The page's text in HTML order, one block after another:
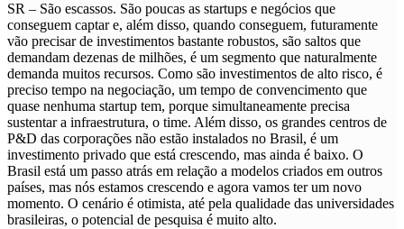
SR – São escassos. São poucas as startups e negócios que
conseguem captar e, além disso, quando conseguem, futuramente
vão precisar de investimentos bastante robustos, são saltos que
demandam dezenas de milhões, é um segmento que naturalmente
demanda muitos recursos. Como são investimentos de alto risco, é
preciso tempo na negociação, um tempo de convencimento que
quase nenhuma startup tem, porque simultaneamente precisa
sustentar a infraestrutura, o time. Além disso, os grandes centros de
P&D das corporações não estão instalados no Brasil, é um
investimento privado que está crescendo, mas ainda é baixo. O
Brasil está um passo atrás em relação a modelos criados em outros
países, mas nós estamos crescendo e agora vamos ter um novo
momento. O cenário é otimista, até pela qualidade das universidades
brasileiras, o potencial de pesquisa é muito alto.